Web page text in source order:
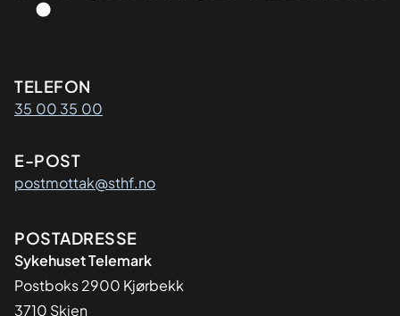
Kontaktinformasjon
TELEFON
35 00 35 00
E-POST
postmottak@sthf.no
Adresse
POSTADRESSE
Sykehuset Telemark
Postboks 2900 Kjørbekk
3710 Skien